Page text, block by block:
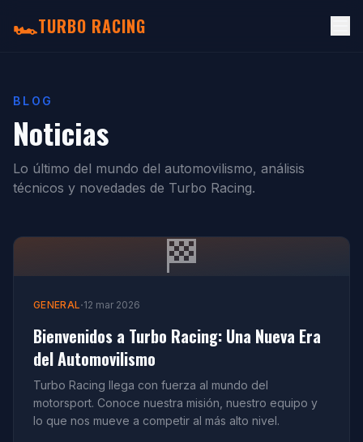
🏎️TURBO RACING
BLOG
Noticias
Lo último del mundo del automovilismo, análisis
técnicos y novedades de Turbo Racing.
🏁
GENERAL·12 mar 2026
Bienvenidos a Turbo Racing: Una Nueva Era
del Automovilismo
Turbo Racing llega con fuerza al mundo del
motorsport. Conoce nuestra misión, nuestro equipo y
lo que nos mueve a competir al más alto nivel.